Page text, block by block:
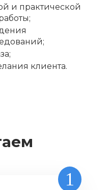
и практической
клиента.
1